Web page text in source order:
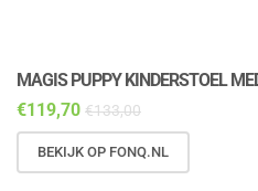
MAGIS PUPPY KINDERSTOEL
€119,70 €133,00
BEKIJK OP FONQ.NL